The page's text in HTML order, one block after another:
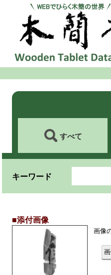
すべて
キーワード
■添付画像
画像